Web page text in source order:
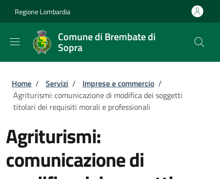
Regione Lombardia
Comune di Brembate di
Sopra
Briciole di pane
Home / Servizi / Imprese e commercio /
Agriturismi: comunicazione di modifica dei soggetti
titolari dei requisiti morali e professionali
Agriturismi:
comunicazione di